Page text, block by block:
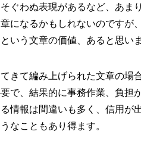
ぐわぬ表現があるなど、あま
になるかもしれないのですが
いう文章の価値、あると思いま
きて編み上げられた文章の場
で、結果的に事務作業、負担
情報は間違いも多く、信用が
なこともあり得ます。